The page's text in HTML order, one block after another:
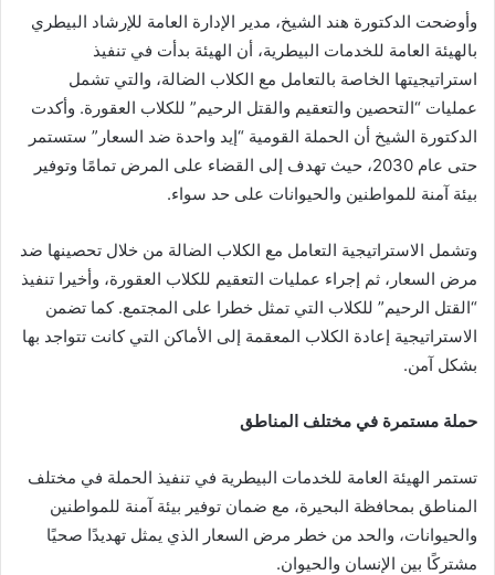
وأوضحت الدكتورة هند الشيخ، مدير الإدارة العامة للإرشاد البيطري
بالهيئة العامة للخدمات البيطرية، أن الهيئة بدأت في تنفيذ
استراتيجيتها الخاصة بالتعامل مع الكلاب الضالة، والتي تشمل
عمليات “التحصين والتعقيم والقتل الرحيم” للكلاب العقورة. وأكدت
الدكتورة الشيخ أن الحملة القومية “إيد واحدة ضد السعار” ستستمر
حتى عام 2030، حيث تهدف إلى القضاء على المرض تمامًا وتوفير
بيئة آمنة للمواطنين والحيوانات على حد سواء.
وتشمل الاستراتيجية التعامل مع الكلاب الضالة من خلال تحصينها ضد
مرض السعار، ثم إجراء عمليات التعقيم للكلاب العقورة، وأخيرا تنفيذ
“القتل الرحيم” للكلاب التي تمثل خطرا على المجتمع. كما تضمن
الاستراتيجية إعادة الكلاب المعقمة إلى الأماكن التي كانت تتواجد بها
بشكل آمن.
حملة مستمرة في مختلف المناطق
تستمر الهيئة العامة للخدمات البيطرية في تنفيذ الحملة في مختلف
المناطق بمحافظة البحيرة، مع ضمان توفير بيئة آمنة للمواطنين
والحيوانات، والحد من خطر مرض السعار الذي يمثل تهديدًا صحيًا
مشتركًا بين الإنسان والحيوان.